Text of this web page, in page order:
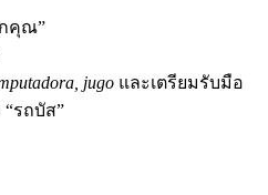
คุณ”
jugo และเตรียมรับมือ
รถบัส”